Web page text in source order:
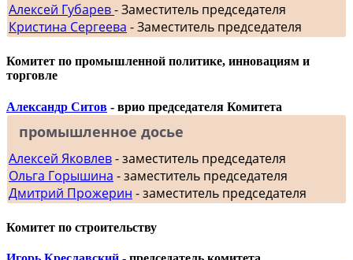
Алексей Губарев- Заместитель председателя
Кристина Сергеева - Заместитель председателя
Комитет по промышленной политике, инновациям и
торговле
Александр Ситов - врио председателя Комитета
промышленное досье
Алексей Яковлев- заместитель председателя
Ольга Горышина - заместитель председателя
Дмитрий Прожерин - заместитель председателя
Комитет по строительству